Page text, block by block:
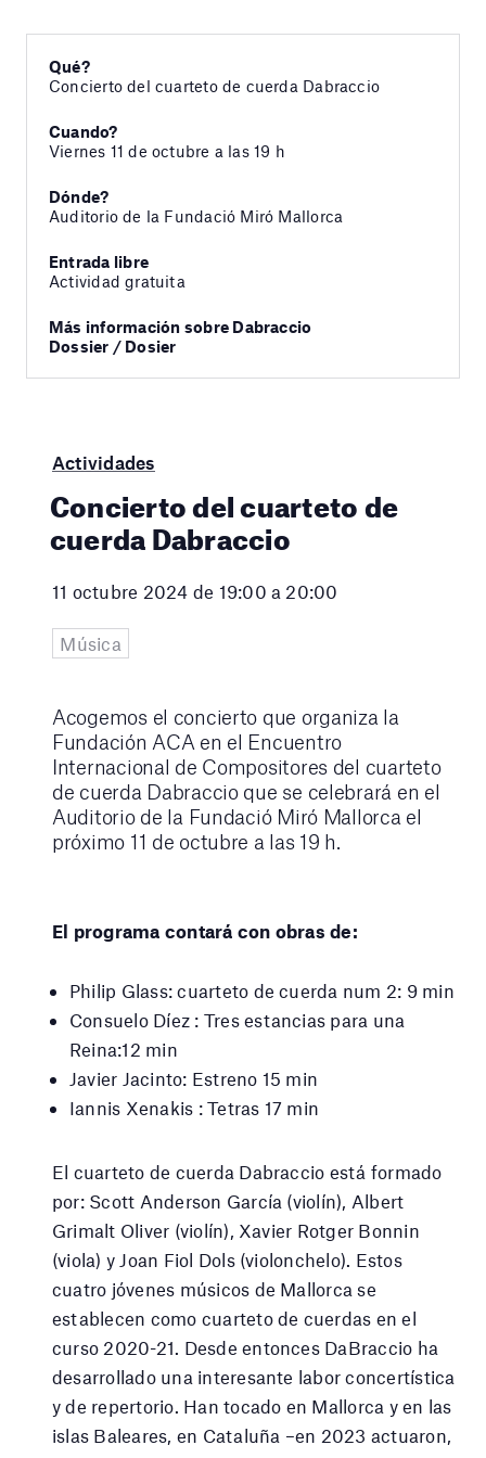
Qué?
Concierto del cuarteto de cuerda Dabraccio
Cuando?
Viernes 11 de octubre a las 19 h
Dónde?
Auditorio de la Fundació Miró Mallorca
Entrada libre
Actividad gratuita
Más información sobre Dabraccio
Dossier / Dosier
Actividades
Concierto del cuarteto de
cuerda Dabraccio
11 octubre 2024 de 19:00 a 20:00
Música
Acogemos el concierto que organiza la
Fundación ACA en el Encuentro
Internacional de Compositores del cuarteto
de cuerda Dabraccio que se celebrará en el
Auditorio de la Fundació Miró Mallorca el
próximo 11 de octubre a las 19 h.
El programa contará con obras de:
Philip Glass: cuarteto de cuerda num 2: 9 min
Consuelo Díez : Tres estancias para una
Reina:12 min
Javier Jacinto: Estreno 15 min
Iannis Xenakis : Tetras 17 min
El cuarteto de cuerda Dabraccio está formado
por: Scott Anderson García (violín), Albert
Grimalt Oliver (violín), Xavier Rotger Bonnin
(viola) y Joan Fiol Dols (violonchelo). Estos
cuatro jóvenes músicos de Mallorca se
establecen como cuarteto de cuerdas en el
curso 2020-21. Desde entonces DaBraccio ha
desarrollado una interesante labor concertística
y de repertorio. Han tocado en Mallorca y en las
islas Baleares, en Cataluña –en 2023 actuaron,